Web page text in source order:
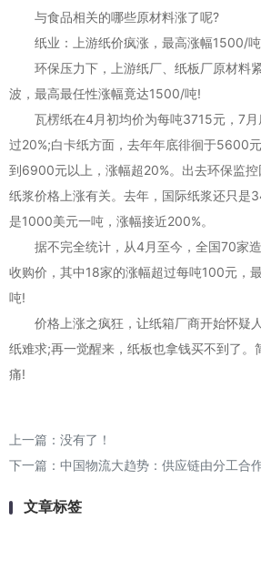
与食品相关的哪些原材料涨了呢?
纸业：上游纸价疯涨，最高涨幅1500/吨
环保压力下，上游纸厂、纸板厂原材料
波，最高最任性涨幅竟达1500/吨!
瓦楞纸在4月初均价为每吨3715元，7月
过20%;白卡纸方面，去年年底徘徊于5600
到6900元以上，涨幅超20%。出去环保监
纸浆价格上涨有关。去年，国际纸浆还只是
是1000美元一吨，涨幅接近200%。
据不完全统计，从4月至今，全国70家造
收购价，其中18家的涨幅超过每吨100元，
吨!
价格上涨之疯狂，让纸箱厂商开始怀疑
纸难求;再一觉醒来，纸板也拿钱买不到了。
痛!
上一篇：没有了！
下一篇： 中国物流大趋势：供应链由分工合
文章标签